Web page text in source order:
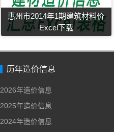
惠州市2014年1期建筑材料价
Excel下载
历年造价信息
2026年造价信息
2025年造价信息
2024年造价信息